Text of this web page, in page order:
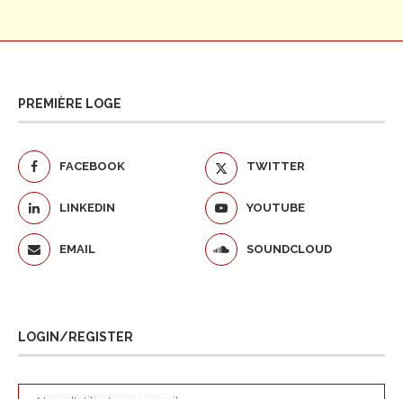
PREMIÈRE LOGE
FACEBOOK TWITTER
LINKEDIN YOUTUBE
EMAIL SOUNDCLOUD
LOGIN/REGISTER